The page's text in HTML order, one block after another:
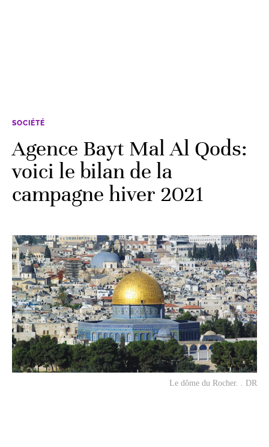
SOCIÉTÉ
Agence Bayt Mal Al Qods:
voici le bilan de la
campagne hiver 2021
Le dôme du Rocher. . DR